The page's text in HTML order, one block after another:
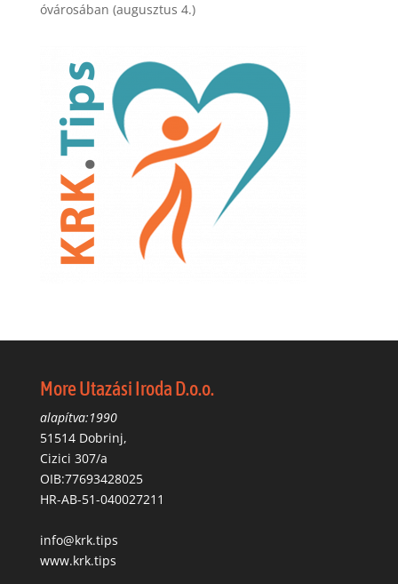
óvárosában (augusztus 4.)
More Utazási Iroda D.o.o.
alapítva:1990
51514 Dobrinj,
Cizici 307/a
OIB:77693428025
HR-AB-51-040027211
info@krk.tips
www.krk.tips